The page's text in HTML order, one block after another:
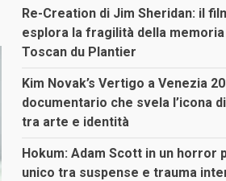
Re-Creation di Jim Sheridan: il
esplora la fragilità della
Toscan du Plantier
Kim Novak’s Vertigo a Venezia
documentario che svela l’icona
tra arte e identità
Hokum: Adam Scott in un horror
unico tra suspense e trauma